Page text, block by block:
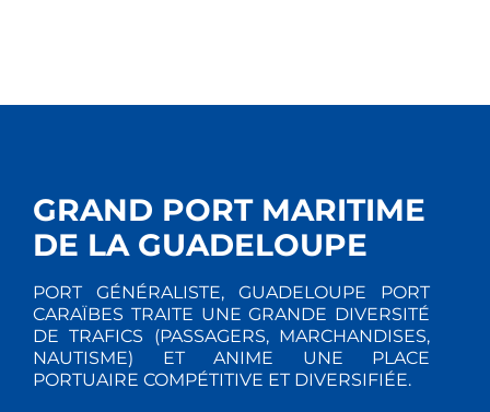
GRAND PORT MARITIME
DE LA GUADELOUPE
PORT GÉNÉRALISTE, GUADELOUPE PORT
CARAÏBES TRAITE UNE GRANDE DIVERSITÉ
DE TRAFICS (PASSAGERS, MARCHANDISES,
NAUTISME) ET ANIME UNE PLACE
PORTUAIRE COMPÉTITIVE ET DIVERSIFIÉE.